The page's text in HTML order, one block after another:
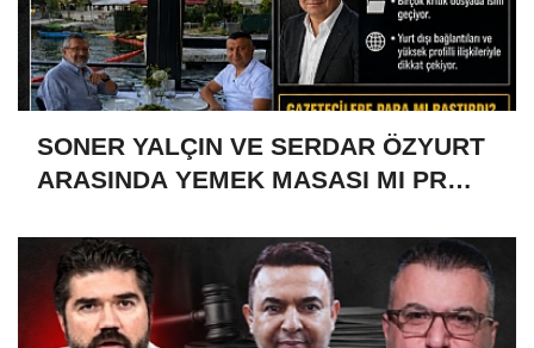
SONER YALÇIN VE SERDAR ÖZYURT
ARASINDA YEMEK MASASI MI PR